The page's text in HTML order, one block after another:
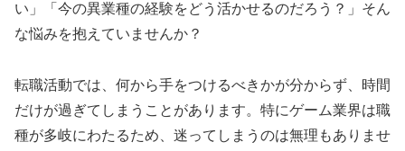
い」「今の異業種の経験をどう活かせるのだろう？」そん
な悩みを抱えていませんか？
転職活動では、何から手をつけるべきかが分からず、時間
だけが過ぎてしまうことがあります。特にゲーム業界は職
種が多岐にわたるため、迷ってしまうのは無理もありませ